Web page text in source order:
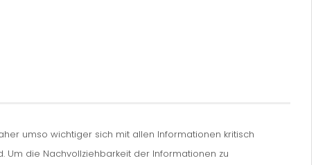
umso wichtiger sich mit allen Informationen kritisch
Um die Nachvollziehbarkeit der Informationen zu